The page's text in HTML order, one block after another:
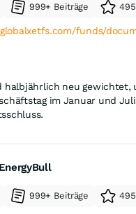
999+ Beiträge
funds/
halbjährlich neu gewichtet,
999+ Beiträge